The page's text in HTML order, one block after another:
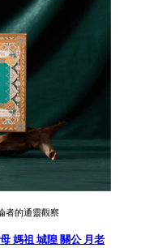
者的通靈觀察
媽祖 城隍 關公 月老